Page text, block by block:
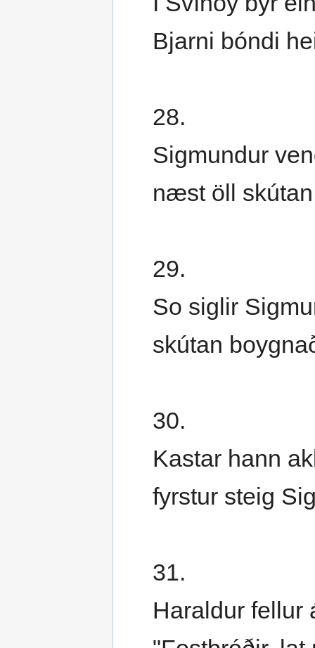
Bjarni bóndi
28.
Sigmundur
næst öll
29.
So siglir
skútan
30.
Kastar hann
fyrstur steig
31.
Haraldur